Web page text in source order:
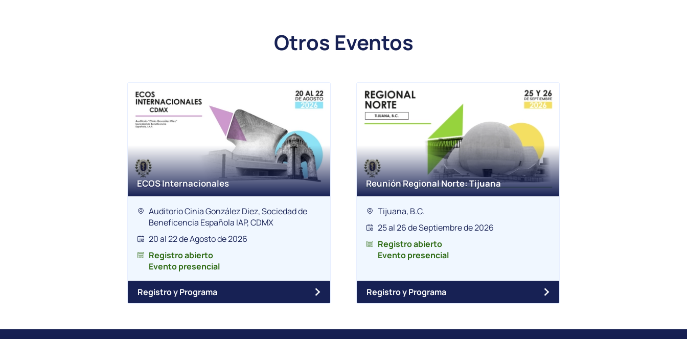
Otros Eventos
ECOS Internacionales
Auditorio Cinia González Diez, Sociedad de
Beneficencia Española IAP, CDMX
20 al 22 de Agosto de 2026
Registro abierto
Evento presencial
Registro y Programa
Reunión Regional Norte: Tijuana
Tijuana, B.C.
25 al 26 de Septiembre de 2026
Registro abierto
Evento presencial
Registro y Programa